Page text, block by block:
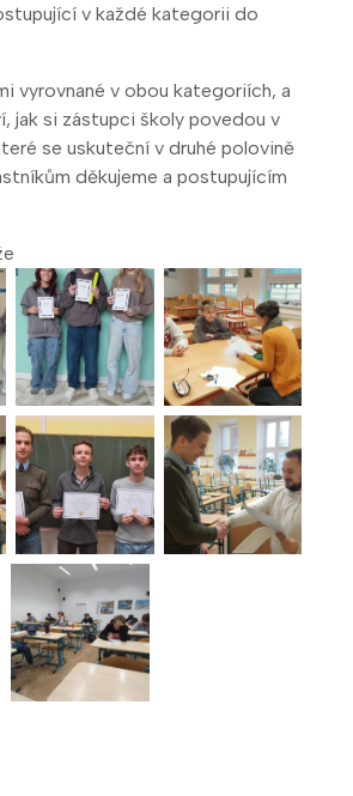
v každé kategorii do
vyrovnané v obou kategoriích, a
jak si zástupci školy povedou v
se uskuteční v druhé polovině
děkujeme a postupujícím